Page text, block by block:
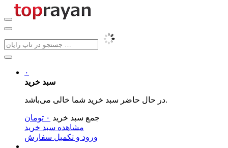
۰
سبد خرید
در حال حاضر سبد خرید شما خالی می‌باشد.
جمع سبد خرید ۰ تومان
مشاهده سبد خرید
ورود و تکمیل سفارش